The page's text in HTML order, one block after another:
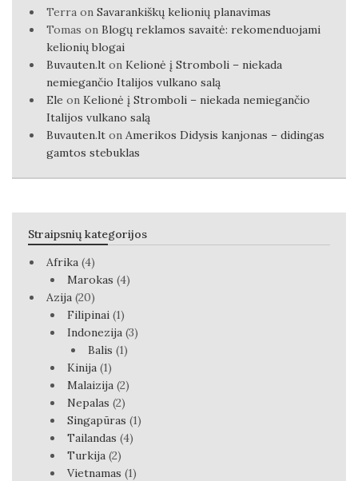
Terra on Savarankiškų kelionių planavimas
Tomas on Blogų reklamos savaitė: rekomenduojami
kelionių blogai
Buvauten.lt on Kelionė į Stromboli – niekada
nemiegančio Italijos vulkano salą
Ele on Kelionė į Stromboli – niekada nemiegančio
Italijos vulkano salą
Buvauten.lt on Amerikos Didysis kanjonas – didingas
gamtos stebuklas
Straipsnių kategorijos
Afrika (4)
Marokas (4)
Azija (20)
Filipinai (1)
Indonezija (3)
Balis (1)
Kinija (1)
Malaizija (2)
Nepalas (2)
Singapūras (1)
Tailandas (4)
Turkija (2)
Vietnamas (1)